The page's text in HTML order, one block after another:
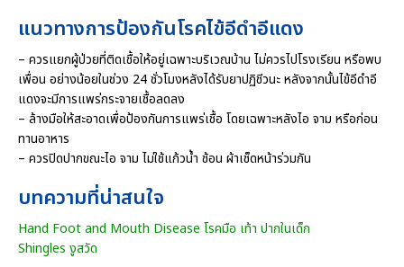
แนวทางการป้องกันโรคไข้อีดำอีแดง
– ควรแยกผู้ป่วยที่ติดเชื้อให้อยู่เฉพาะบริเวณบ้าน ไม่ควรไปโรงเรียน หรือพบ
เพื่อน อย่างน้อยในช่วง 24 ชั่วโมงหลังได้รับยาปฏิชีวนะ หลังจากนั้นไข้อีดำอี
แดงจะมีการแพร่กระจายเชื้อลดลง
– ล้างมือให้สะอาดเพื่อป้องกันการแพร่เชื้อ โดยเฉพาะหลังไอ จาม หรือก่อน
ทานอาหาร
– ควรปิดปากขณะไอ จาม ไม่ใช้แก้วน้ำ ช้อน ผ้าเช็ดหน้าร่วมกัน
บทความที่น่าสนใจ
Hand Foot and Mouth Disease โรคมือ เท้า ปากในเด็ก
Shingles งูสวัด